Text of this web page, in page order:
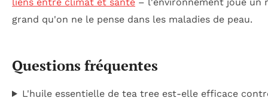
liens entre climat et santé – l'environnement joue un
grand qu'on ne le pense dans les maladies de peau.
Questions fréquentes
L'huile essentielle de tea tree est-elle efficace